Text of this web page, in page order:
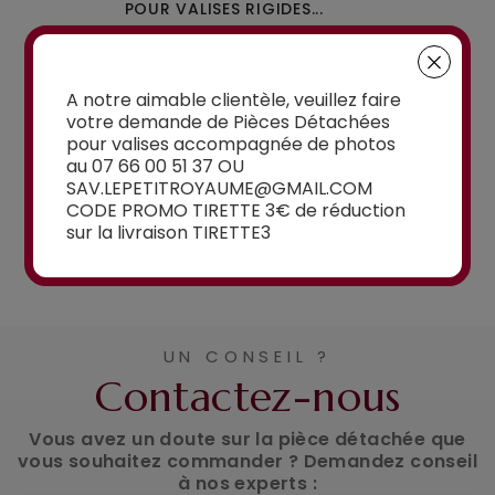
POUR VALISES RIGIDES...
à partir de
15,00€
à partir de
15,00€
UN CONSEIL ?
Contactez-nous
Vous avez un doute sur la pièce détachée que
vous souhaitez commander ? Demandez conseil
à nos experts :
A notre aimable clientèle, veuillez faire
votre demande de Pièces Détachées
pour valises accompagnée de photos
au 07 66 00 51 37 OU
SAV.LEPETITROYAUME@GMAIL.COM
CODE PROMO TIRETTE 3€ de réduction
sur la livraison TIRETTE3